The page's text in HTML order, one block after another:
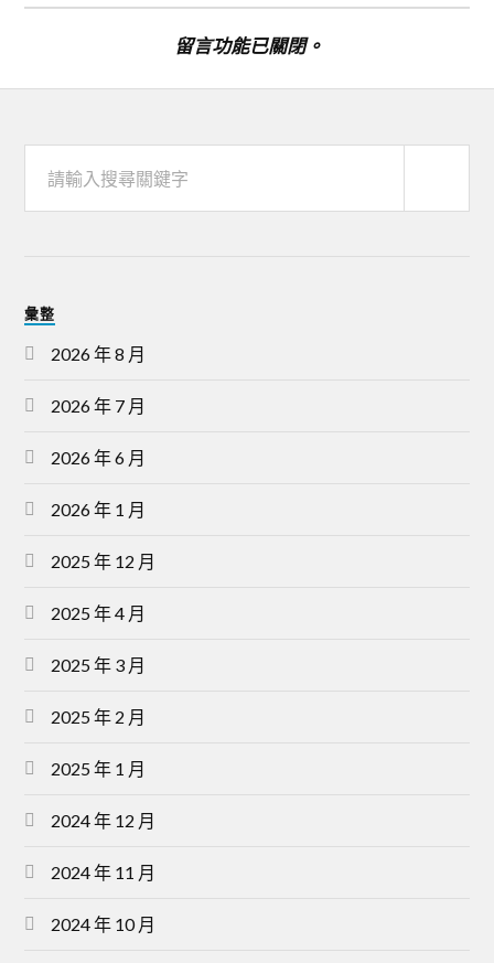
留言功能已關閉。
彙整
2026 年 8 月
2026 年 7 月
2026 年 6 月
2026 年 1 月
2025 年 12 月
2025 年 4 月
2025 年 3 月
2025 年 2 月
2025 年 1 月
2024 年 12 月
2024 年 11 月
2024 年 10 月